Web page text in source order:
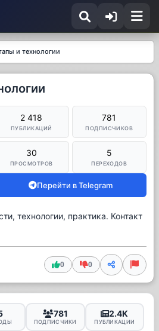
и технологии
2 418
ПУБЛИКАЦИЙ
781
ПОДПИСЧИКОВ
30
ПРОСМОТРОВ
5
ПЕРЕХОДОВ
Перейти в Telegram
технологии, практика. Контакт
0 0
781
ПОДПИСЧИКИ
2.4K
ПУБЛИКАЦИИ